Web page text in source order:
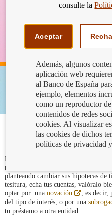
16/06/2022
En este momento, en el que el
mensualidades de las hipotecas,
planteando cambiar sus hipotecas
tesitura, echa tus cuentas, valóralo
optar por una novación
Abre
en
ventana
, es decir,
del tipo de interés, o por una
tu préstamo a otra entidad.
consulte la
Aceptar
Además, algunos
aplicación web
al Banco de España
ejemplo, elementos
como un reproductor
contenidos de redes
cookies. Al visualizar
las cookies de dichos
políticas de privacidad